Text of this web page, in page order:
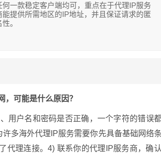
何一款稳定客户端均可，重点在于代理IP服务
能提供所需地区的IP地址，并且保证请求的匿
性。
可能是什么原因？
用户名和密码是否正确，一个字符的错误
多海外代理IP服务需要你先具备基础网络
代理连接。4) 联系你的代理IP服务商，确